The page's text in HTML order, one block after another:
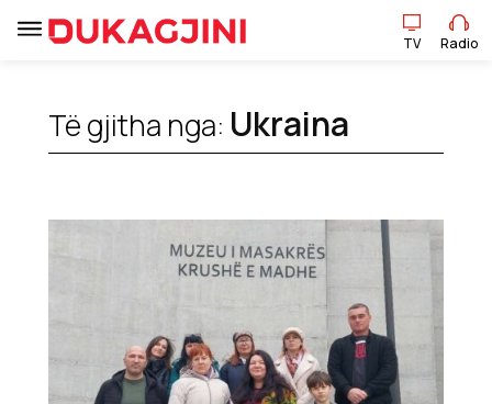
Lajme
Art Jete
TV Radio
Të gjitha nga: Ukraina